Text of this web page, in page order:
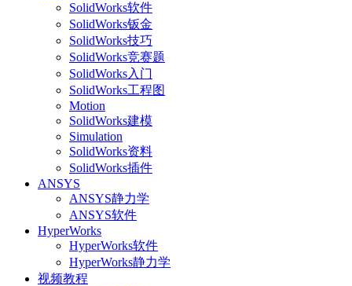
SolidWorks软件
SolidWorks钣金
SolidWorks技巧
SolidWorks竞赛题
SolidWorks入门
SolidWorks工程图
Motion
SolidWorks建模
Simulation
SolidWorks资料
SolidWorks插件
ANSYS
ANSYS静力学
ANSYS软件
HyperWorks
HyperWorks软件
HyperWorks静力学
视频教程